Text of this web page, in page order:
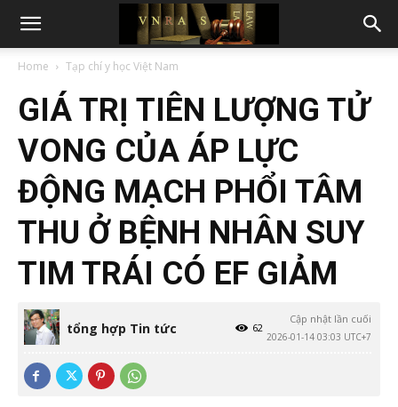
Home Tạp chí y học Việt Nam
GIÁ TRỊ TIÊN LƯỢNG TỬ
VONG CỦA ÁP LỰC
ĐỘNG MẠCH PHỔI TÂM
THU Ở BỆNH NHÂN SUY
TIM TRÁI CÓ EF GIẢM
tổng hợp Tin tức
Cập nhật lần cuối
2026-01-14 03:03 UTC+7
62